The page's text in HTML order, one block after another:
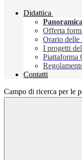
Didattica
Panoramica
Offerta
Orario delle
I progetti
Piattaforma
Contatti
Campo di ricerca per le